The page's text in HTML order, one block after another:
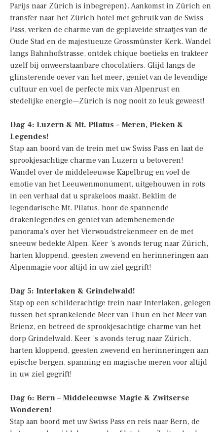
Parijs naar Zürich is inbegrepen). Aankomst in Zürich en
transfer naar het Zürich hotel met gebruik van de Swiss
Pass, verken de charme van de geplaveide straatjes van de
Oude Stad en de majestueuze Grossmünster Kerk. Wandel
langs Bahnhofstrasse, ontdek chique boetieks en trakteer
uzelf bij onweerstaanbare chocolatiers. Glijd langs de
glinsterende oever van het meer, geniet van de levendige
cultuur en voel de perfecte mix van Alpenrust en
stedelijke energie—Zürich is nog nooit zo leuk geweest!
Dag 4: Luzern & Mt. Pilatus – Meren, Pieken &
Legendes!
Stap aan boord van de trein met uw Swiss Pass en laat de
sprookjesachtige charme van Luzern u betoveren!
Wandel over de middeleeuwse Kapelbrug en voel de
emotie van het Leeuwenmonument, uitgehouwen in rots
in een verhaal dat u sprakeloos maakt. Beklim de
legendarische Mt. Pilatus, hoor de spannende
drakenlegendes en geniet van adembenemende
panorama’s over het Vierwoudstrekenmeer en de met
sneeuw bedekte Alpen. Keer ’s avonds terug naar Zürich,
harten kloppend, geesten zwevend en herinneringen aan
Alpenmagie voor altijd in uw ziel gegrift!
Dag 5: Interlaken & Grindelwald!
Stap op een schilderachtige trein naar Interlaken, gelegen
tussen het sprankelende Meer van Thun en het Meer van
Brienz, en betreed de sprookjesachtige charme van het
dorp Grindelwald. Keer ’s avonds terug naar Zürich,
harten kloppend, geesten zwevend en herinneringen aan
epische bergen, spanning en magische meren voor altijd
in uw ziel gegrift!
Dag 6: Bern – Middeleeuwse Magie & Zwitserse
Wonderen!
Stap aan boord met uw Swiss Pass en reis naar Bern, de